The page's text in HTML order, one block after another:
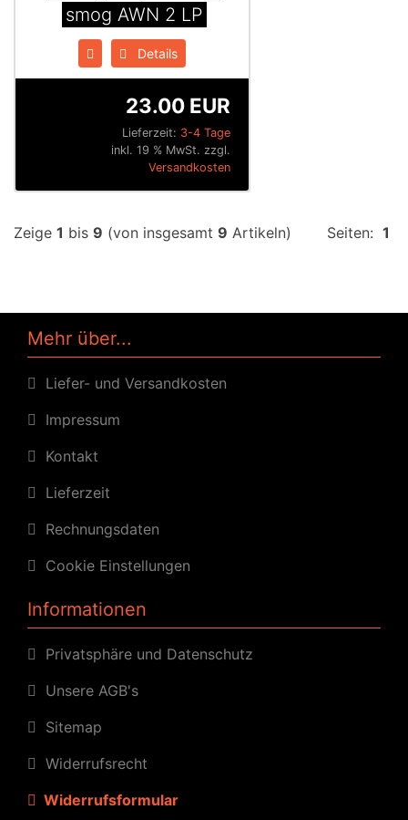
smog AWN 2 LP
Details
Lieferzeit: 3-4 Tage
23.00 EUR
inkl. 19 % MwSt. zzgl.
Versandkosten
Zeige 1 bis 9 (von insgesamt 9 Artikeln) Seiten: 1
Mehr über...
Liefer- und Versandkosten
Impressum
Kontakt
Lieferzeit
Rechnungsdaten
Cookie Einstellungen
Informationen
Privatsphäre und Datenschutz
Unsere AGB's
Sitemap
Widerrufsrecht
Widerrufsformular